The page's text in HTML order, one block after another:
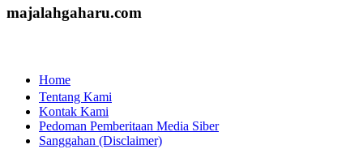
majalahgaharu.com
Home
Tentang Kami
Kontak Kami
Pedoman Pemberitaan Media Siber
Sanggahan (Disclaimer)